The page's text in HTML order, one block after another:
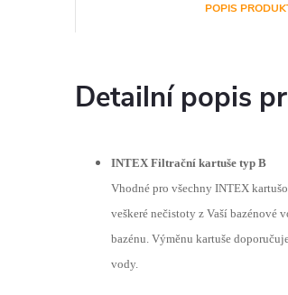
POPIS
Detailní popis
INTEX Filtrační kartuše typ B
Vhodné pro všechny INTEX
veškeré nečistoty z Vaší bazénové
bazénu. Výměnu kartuše
vody.